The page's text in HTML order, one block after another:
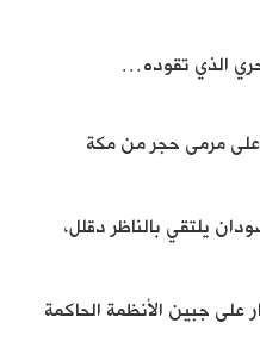
الذي تقوده…
مرمى حجر من مكة
يلتقي بالناظر دقلل،
على جبين الأنظمة الحاكمة